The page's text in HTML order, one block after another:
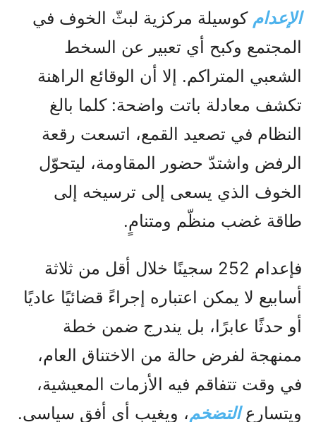
الإعدام كوسيلة مركزية لبثّ الخوف في
المجتمع وكبح أي تعبير عن السخط
الشعبي المتراكم. إلا أن الوقائع الراهنة
تكشف معادلة باتت واضحة: كلما بالغ
النظام في تصعيد القمع، اتسعت رقعة
الرفض واشتدّ حضور المقاومة، ليتحوّل
الخوف الذي يسعى إلى ترسيخه إلى
طاقة غضب منظّم ومتنامٍ.
فإعدام 252 سجينًا خلال أقل من ثلاثة
أسابيع لا يمكن اعتباره إجراءً قضائيًا عاديًا
أو حدثًا عابرًا، بل يندرج ضمن خطة
ممنهجة لفرض حالة من الاختناق العام،
في وقت تتفاقم فيه الأزمات المعيشية،
ويتسارعالتضخم، ويغيب أي أفق سياسي.